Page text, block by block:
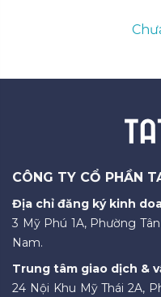
CÔNG TY CỔ PHẦN
Địa chỉ đăng ký kinh
3 Mỹ Phú 1A, Phường
Nam.
Trung tâm giao dịch &
24 Nội Khu Mỹ Thái 2A,